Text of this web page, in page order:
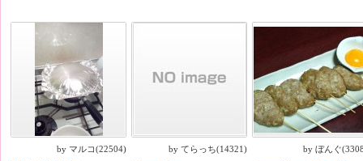
by マルコ(22504) by てらっち(14321) by ぼんぐ